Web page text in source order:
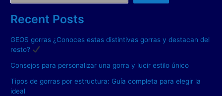
Recent Posts
GEOS gorras ¿Conoces estas distintivas gorras y destacan del
resto?
Consejos para personalizar una gorra y lucir estilo único
Tipos de gorras por estructura: Guía completa para elegir la
ideal